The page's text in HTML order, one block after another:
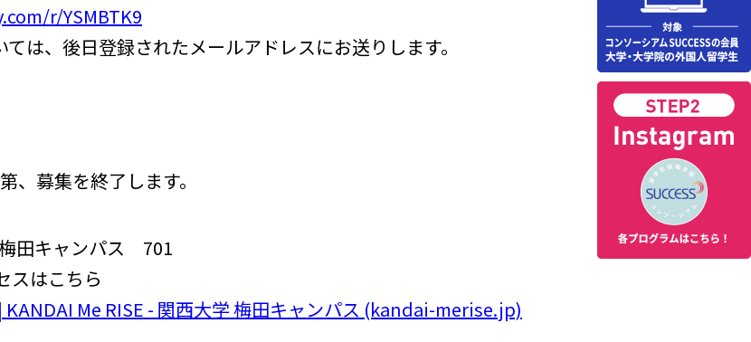
r/YSMBTK9
日登録されたメールアドレスにお送りします。
募集を終了します。
田キャンパス 701
ちら
KANDAI Me RISE - 関西大学 梅田キャンパス (kandai-merise.jp)